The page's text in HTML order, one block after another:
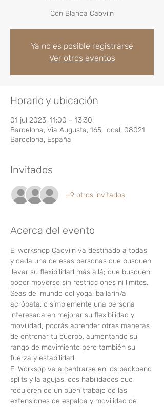
Con Blanca Caoviin
Ya no es posible registrarse
Ver otros eventos
Horario y ubicación
01 jul 2023, 11:00 – 13:30
Barcelona, Via Augusta, 165, local, 08021
Barcelona, España
Invitados
+9 otros invitados
Acerca del evento
El workshop Caoviin va destinado a todas
y cada una de esas personas que busquen
llevar su flexibilidad más allá; que busquen
poder moverse sin restricciones ni limites.
Seas del mundo del yoga, bailarín/a,
acróbata, o simplemente una persona
interesada en mejorar su flexibilidad y
movilidad; podrás aprender otras maneras
de entrenar tu cuerpo, aumentando su
rango de movimiento pero también su
fuerza y estabilidad.
El Worksop va a centrarse en los backbend
splits y la agujas, dos habilidades que
requieren de un buen trabajo de las
extensiones de espalda y movilidad de